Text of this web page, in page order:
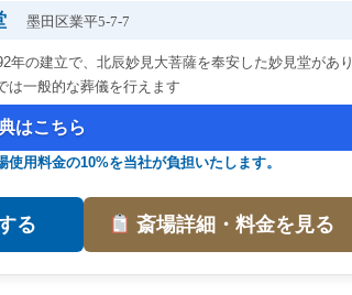
墨田区業平5-7-7
年の建立で、北辰妙見大菩薩を奉安した妙見堂があり
は一般的な葬儀を行えます
はこちら
用料金の10%を当社が負担いたします。
る 斎場詳細・料金を見る